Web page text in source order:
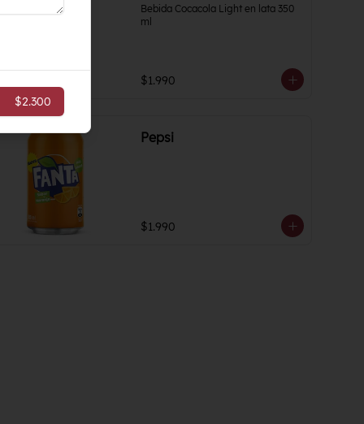
Bebida Cocacola Light en lata 350
ml
$1.990
Pepsi
$1.990
$2.300